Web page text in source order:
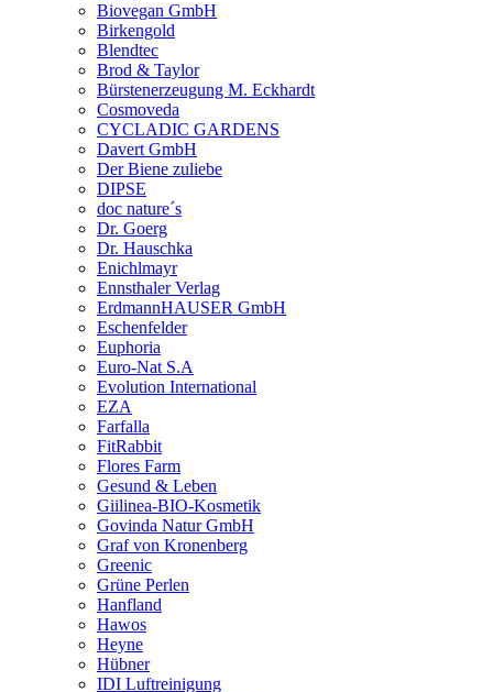
Biovegan GmbH
Birkengold
Blendtec
Brod & Taylor
Bürstenerzeugung M. Eckhardt
Cosmoveda
CYCLADIC GARDENS
Davert GmbH
Der Biene zuliebe
DIPSE
doc nature´s
Dr. Goerg
Dr. Hauschka
Enichlmayr
Ennsthaler Verlag
ErdmannHAUSER GmbH
Eschenfelder
Euphoria
Euro-Nat S.A
Evolution International
EZA
Farfalla
FitRabbit
Flores Farm
Gesund & Leben
Giilinea-BIO-Kosmetik
Govinda Natur GmbH
Graf von Kronenberg
Greenic
Grüne Perlen
Hanfland
Hawos
Heyne
Hübner
IDI Luftreinigung